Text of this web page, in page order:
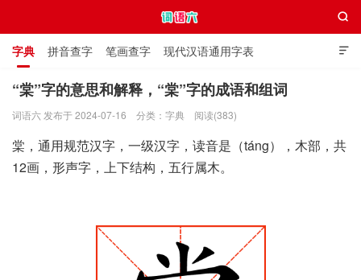

字典 拼音查字 笔画查字 现代汉语通用字表
通用规范汉字表 叠字大全 独体字大全 极简英语词典

“棠”字的意思和解释，“棠”字的成语和组词
词语六 发布于 2024-07-16 分类： 字典 阅读(383)
棠，通用规范汉字，一级汉字，读音是（táng），木部，共
12画，形声字，上下结构，五行属木。